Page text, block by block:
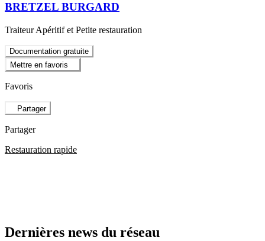
BRETZEL BURGARD
Traiteur Apéritif et Petite restauration
Documentation gratuite
Mettre en favoris
Favoris
Partager
Partager
Restauration rapide
Dernières news du réseau